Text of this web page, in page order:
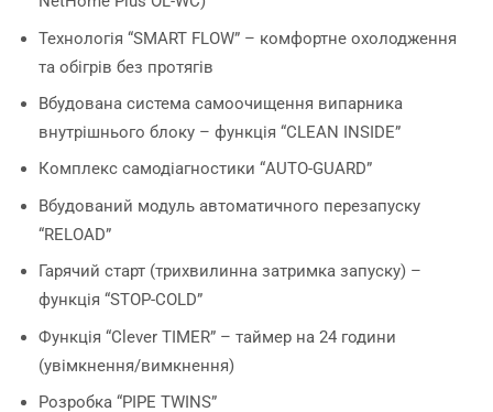
Технологія “SMART FLOW” – комфортне охолодження
та обігрів без протягів
Вбудована система самоочищення випарника
внутрішнього блоку – функція “CLEAN INSIDE”
Комплекс самодіагностики “AUTO-GUARD”
Вбудований модуль автоматичного перезапуску
“RELOAD”
Гарячий старт (трихвилинна затримка запуску) –
функція “STOP-COLD”
Функція “Сlever TIMER” – таймер на 24 години
(увімкнення/вимкнення)
Розробка “PIPE TWINS”